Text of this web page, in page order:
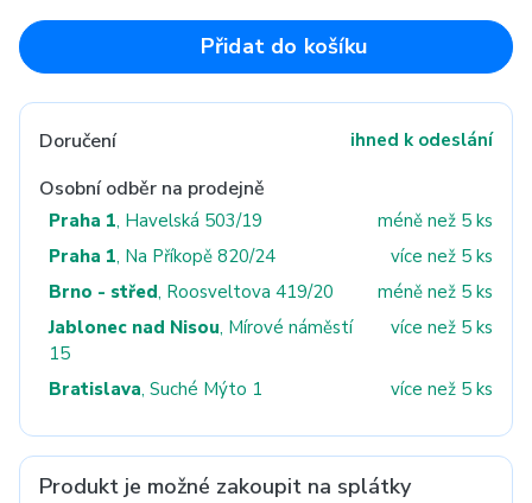
Přidat do košíku
Doručení ihned k odeslání
Osobní odběr na prodejně
Praha 1, Havelská 503/19
méně než 5 ks
Praha 1, Na Příkopě 820/24
více než 5 ks
Brno - střed, Roosveltova 419/20
méně než 5 ks
Jablonec nad Nisou, Mírové náměstí
15
více než 5 ks
Bratislava, Suché Mýto 1 více než 5 ks
Produkt je možné zakoupit na splátky